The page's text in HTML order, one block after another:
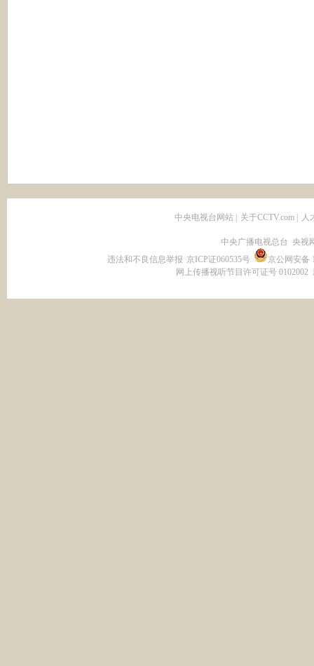
中央电视台网站 关于CCTV.com 人
中央广播电视总台 央视
违法和不良信息举报 京ICP证060535号
京公网安备
网上传播视听节目许可证号 0102002